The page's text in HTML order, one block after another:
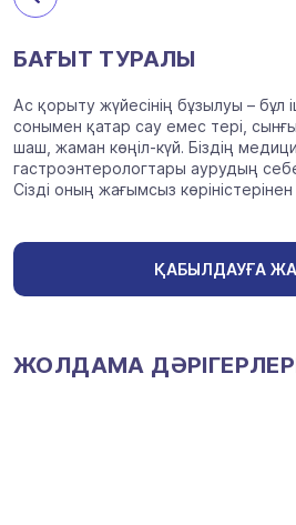
БАҒЫТ ТУРАЛЫ
Ас қорыту жүйесінің бұзылуы – бұл
сонымен қатар сау емес тері,
шаш, жаман көңіл-күй. Біздің
гастроэнтерологтары аурудың
Сізді оның жағымсыз
ҚАБЫЛДАУҒА
ЖОЛДАМА